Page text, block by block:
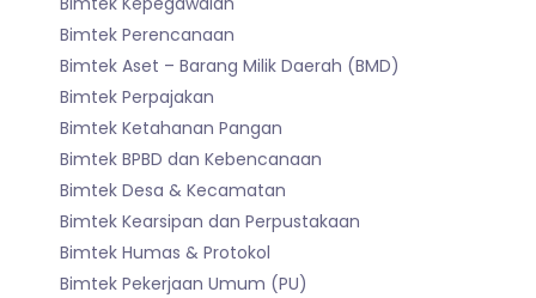
Bimtek Perencanaan
Bimtek Aset – Barang Milik Daerah (BMD)
Bimtek Perpajakan
Bimtek Ketahanan Pangan
Bimtek BPBD dan Kebencanaan
Bimtek Desa & Kecamatan
Bimtek Kearsipan dan Perpustakaan
Bimtek Humas & Protokol
Bimtek Pekerjaan Umum (PU)